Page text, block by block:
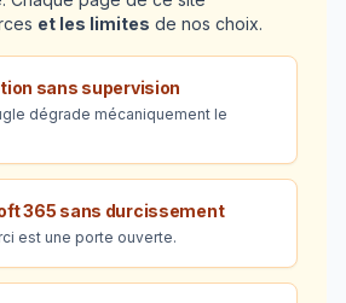
et les limites de nos choix.
sans supervision
dégrade mécaniquement le
365 sans durcissement
est une porte ouverte.